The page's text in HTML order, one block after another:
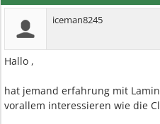
iceman8245
Hallo ,
hat jemand erfahrung mit
vorallem interessieren wie die